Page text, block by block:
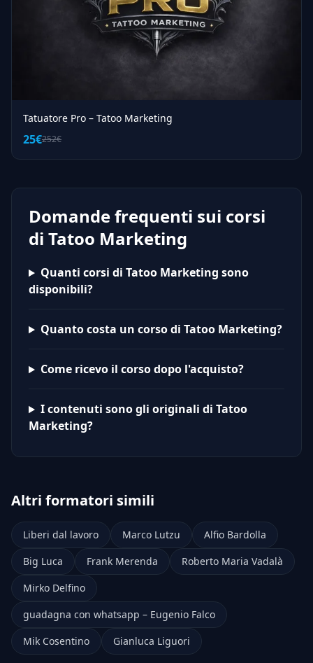
Tatuatore Pro – Tatoo Marketing
25€252€
Domande frequenti sui corsi
di Tatoo Marketing
Quanti corsi di Tatoo Marketing sono
disponibili?
Quanto costa un corso di Tatoo Marketing?
Come ricevo il corso dopo l'acquisto?
I contenuti sono gli originali di Tatoo
Marketing?
Altri formatori simili
Liberi dal lavoro Marco Lutzu
Alfio Bardolla
Big Luca
Frank Merenda
Roberto Maria Vadalà
Mirko Delfino
guadagna con whatsapp – Eugenio Falco
Mik Cosentino
Gianluca Liguori